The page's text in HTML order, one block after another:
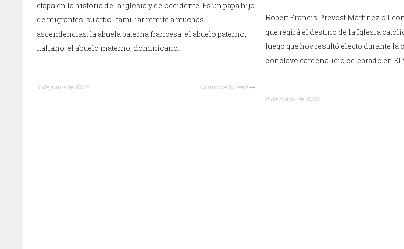
etapa en la historia de la iglesia y de occidente. Es un papa hijo
de migrantes, su árbol familiar remite a muchas
ascendencias: la abuela paterna francesa; el abuelo paterno,
italiano; el abuelo materno, dominicano.
9 de junio de 2025 Continue to read
Robert Francis Prevost Martínez o
que regirá el destino de la Iglesia
luego que hoy resultó electo durante la
cónclave cardenalicio celebrado en El
8 de mayo de 2025